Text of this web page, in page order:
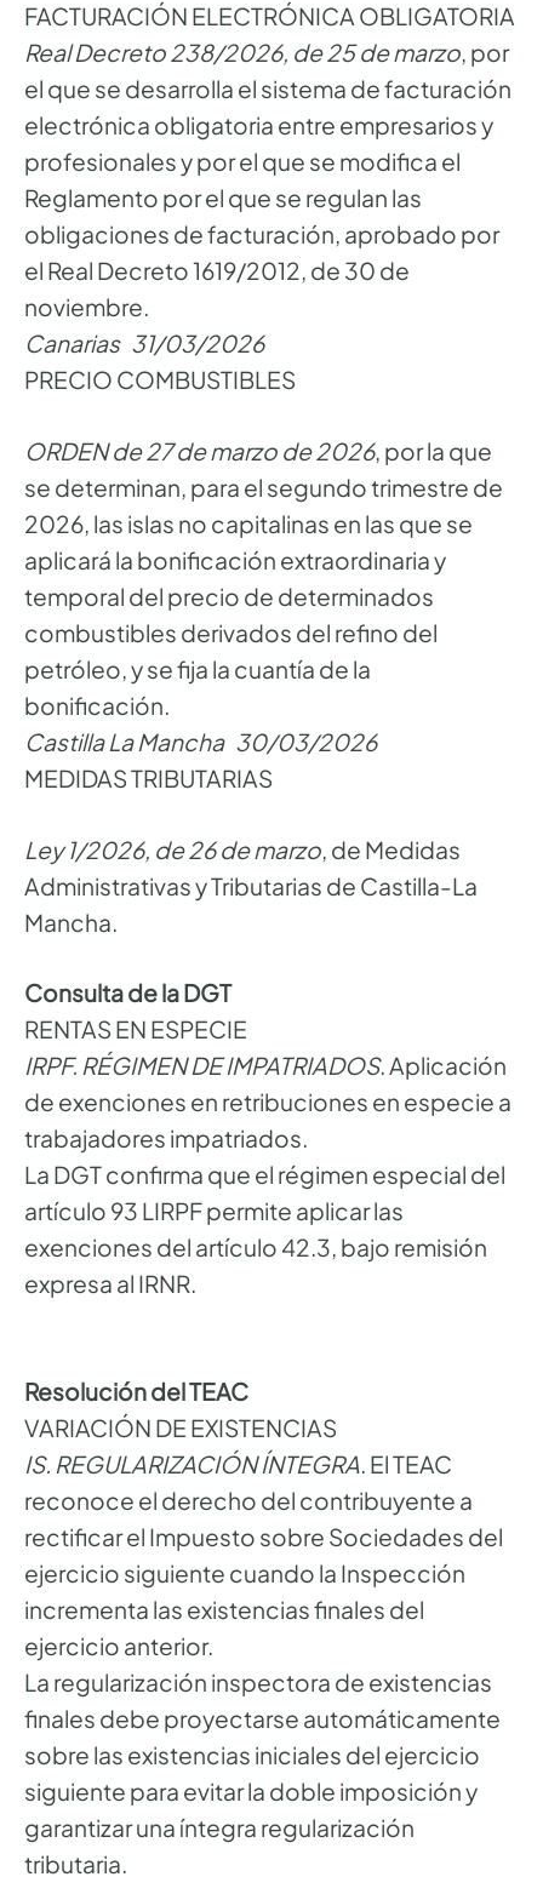
FACTURACIÓN ELECTRÓNICA OBLIGATORIA
Real Decreto 238/2026, de 25 de marzo, por
el que se desarrolla el sistema de facturación
electrónica obligatoria entre empresarios y
profesionales y por el que se modifica el
Reglamento por el que se regulan las
obligaciones de facturación, aprobado por
el Real Decreto 1619/2012, de 30 de
noviembre.
Canarias 31/03/2026
PRECIO COMBUSTIBLES
ORDEN de 27 de marzo de 2026, por la que
se determinan, para el segundo trimestre de
2026, las islas no capitalinas en las que se
aplicará la bonificación extraordinaria y
temporal del precio de determinados
combustibles derivados del refino del
petróleo, y se fija la cuantía de la
bonificación.
Castilla La Mancha 30/03/2026
MEDIDAS TRIBUTARIAS
Ley 1/2026, de 26 de marzo , de Medidas
Administrativas y Tributarias de Castilla-La
Mancha.
Consulta de la DGT
RENTAS EN ESPECIE
IRPF. RÉGIMEN DE IMPATRIADOS. Aplicación
de exenciones en retribuciones en especie a
trabajadores impatriados.
La DGT confirma que el régimen especial del
artículo 93 LIRPF permite aplicar las
exenciones del artículo 42.3, bajo remisión
expresa al IRNR.
Resolución del TEAC
VARIACIÓN DE EXISTENCIAS
IS. REGULARIZACIÓN ÍNTEGRA. El TEAC
reconoce el derecho del contribuyente a
rectificar el Impuesto sobre Sociedades del
ejercicio siguiente cuando la Inspección
incrementa las existencias finales del
ejercicio anterior.
La regularización inspectora de existencias
finales debe proyectarse automáticamente
sobre las existencias iniciales del ejercicio
siguiente para evitar la doble imposición y
garantizar una íntegra regularización
tributaria.